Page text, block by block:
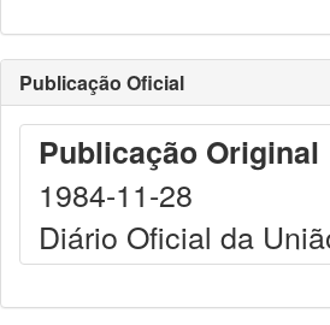
Publicação Oficial
Publicação Original
1984-11-28
Diário Oficial da